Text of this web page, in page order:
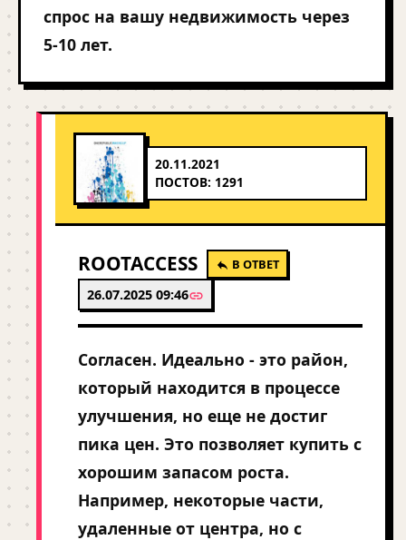
спрос на вашу недвижимость через
5-10 лет.
20.11.2021
ПОСТОВ: 1291
ROOTACCESS В ОТВЕТ
26.07.2025 09:46
Согласен. Идеально - это район,
который находится в процессе
улучшения, но еще не достиг
пика цен. Это позволяет купить с
хорошим запасом роста.
Например, некоторые части,
удаленные от центра, но с